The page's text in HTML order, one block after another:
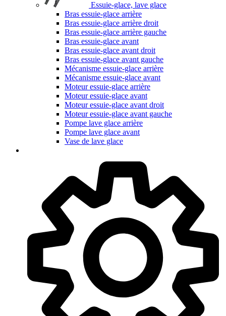
Essuie-glace, lave glace
Bras essuie-glace arrière
Bras essuie-glace arrière droit
Bras essuie-glace arrière gauche
Bras essuie-glace avant
Bras essuie-glace avant droit
Bras essuie-glace avant gauche
Mécanisme essuie-glace arrière
Mécanisme essuie-glace avant
Moteur essuie-glace arrière
Moteur essuie-glace avant
Moteur essuie-glace avant droit
Moteur essuie-glace avant gauche
Pompe lave glace arrière
Pompe lave glace avant
Vase de lave glace